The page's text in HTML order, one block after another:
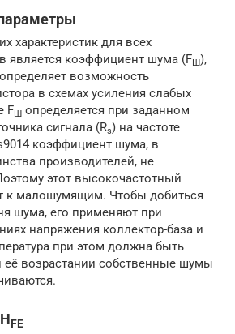
характеристик для всех
является коэффициент шума (FШ),
возможность
в схемах усиления слабых
FШ определяется при заданном
сигнала (Rs) на частоте
коэффициент шума, в
производителей, не
этот высокочастотный
к малошумящим. Чтобы добиться
шума, его применяют при
напряжения коллектор-база и
при этом должна быть
её возрастании собственные шумы
FE